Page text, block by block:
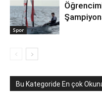
Spor
Bu Kategoride En çok